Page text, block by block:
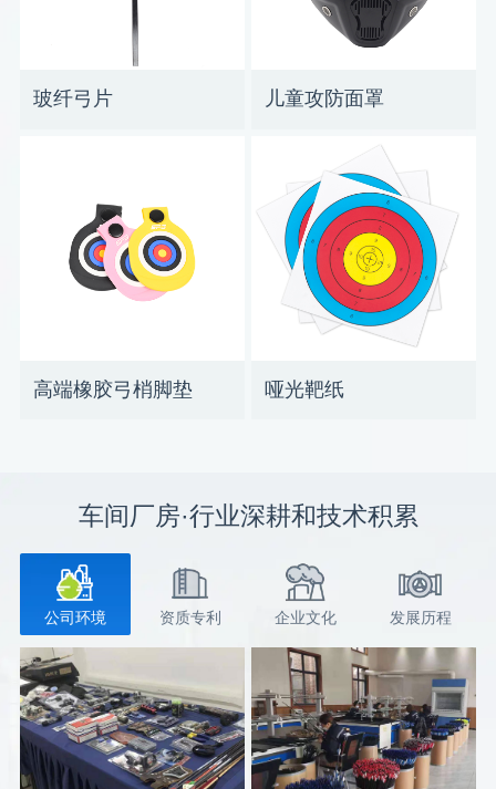
玻纤弓片 儿童攻防面罩
高端橡胶弓梢脚垫 哑光靶纸
车间厂房·行业深耕和技术积累
公司环境 资质专利 企业文化 发展历程